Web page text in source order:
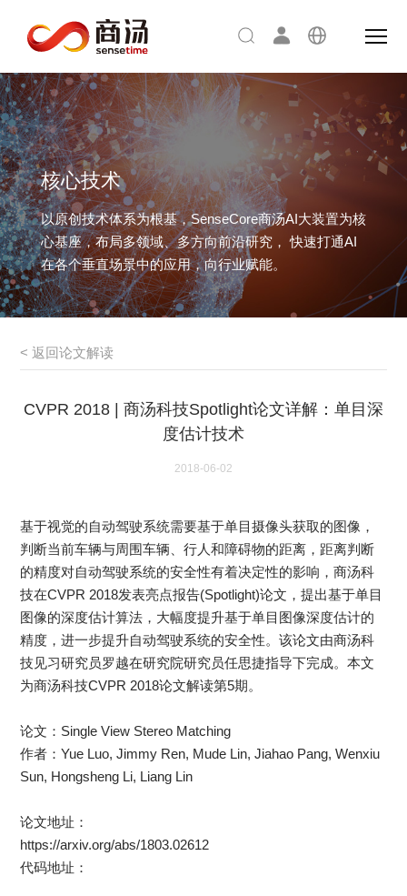
核心技术
以原创技术体系为根基，SenseCore商汤AI大装置为核
心基座，布局多领域、多方向前沿研究，快速打通AI
在各个垂直场景中的应用，向行业赋能。
< 返回论文解读
CVPR 2018 | 商汤科技Spotlight论文详解：单目深
度估计技术
2018-06-02
基于视觉的自动驾驶系统需要基于单目摄像头获取的图像，
判断当前车辆与周围车辆、行人和障碍物的距离，距离判断
的精度对自动驾驶系统的安全性有着决定性的影响，商汤科
技在CVPR 2018发表亮点报告(Spotlight)论文，提出基于单目
图像的深度估计算法，大幅度提升基于单目图像深度估计的
精度，进一步提升自动驾驶系统的安全性。该论文由商汤科
技见习研究员罗越在研究院研究员任思捷指导下完成。本文
为商汤科技CVPR 2018论文解读第5期。
论文：Single View Stereo Matching
作者：Yue Luo, Jimmy Ren, Mude Lin, Jiahao Pang, Wenxiu
Sun, Hongsheng Li, Liang Lin
论文地址：
https://arxiv.org/abs/1803.02612
代码地址：